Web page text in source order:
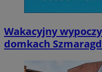
Wakacyjny
domkach